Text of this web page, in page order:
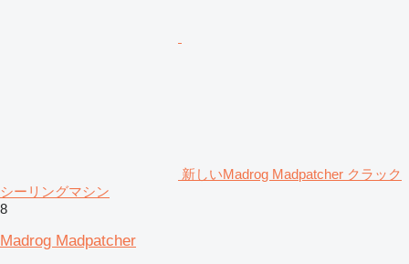
新しいMadrog Madpatcher クラック
シーリングマシン
8
Madrog Madpatcher